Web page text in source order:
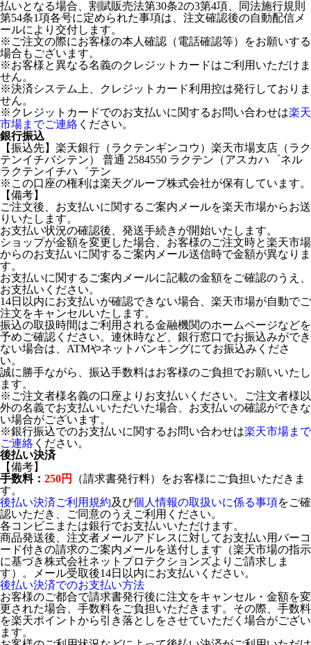
払いとなる場合、割賦販売法第30条2の3第4項、同法施行規則
第54条1項各号に定められた事項は、注文確認後の自動配信メ
ールにより交付します。
※ご注文の際にお客様の本人確認（電話確認等）をお願いする
場合もございます。
※お客様と異なる名義のクレジットカードはご利用いただけま
せん。
※決済システム上、クレジットカード利用控は発行しておりま
せん。
※クレジットカードでのお支払いに関するお問い合わせは楽天
市場までご連絡 ください。
銀行振込
【振込先】楽天銀行（ラクテンギンコウ）楽天市場支店（ラク
テンイチバシテン） 普通 2584550 ラクテン（アスカハ゜ネル
ラクテンイチハ゛テン
※この口座の権利は楽天グループ株式会社が保有しています。
【備考】
ご注文後、お支払いに関するご案内メールを楽天市場からお送
りいたします。
お支払い状況の確認後、発送手続きが開始いたします。
ショップが金額を変更した場合、お客様のご注文時と楽天市場
からのお支払いに関するご案内メール送信時で金額が異なりま
す。
お支払いに関するご案内メールに記載の金額をご確認のうえ、
お支払いください。
14日以内にお支払いが確認できない場合、楽天市場が自動でご
注文をキャンセルいたします。
振込の取扱時間はご利用される金融機関のホームページなどを
予めご確認ください。連休時など、銀行窓口でお振込みができ
ない場合は、ATMやネットバンキングにてお振込みくださ
い。
誠に勝手ながら、振込手数料はお客様のご負担でお願いいたし
ます。
※ご注文者様名義の口座よりお支払いください。ご注文者様以
外の名義でお支払いいただいた場合、お支払いの確認ができな
い場合がございます。
※銀行振込でのお支払いに関するお問い合わせは楽天市場まで
ご連絡 ください。
後払い決済
【備考】
手数料： 250円
（請求書発行料）をお客様にご負担いただきま
す。
後払い決済ご利用規約及び個人情報の取扱いに係る事項をご確
認いただき、ご同意のうえご利用ください。
各コンビニまたは銀行でお支払いいただけます。
商品発送後、注文者メールアドレスに対してお支払い用バーコ
ード付きの請求のご案内メールを送付します（楽天市場の指示
に基づき株式会社ネットプロテクションズよりご請求しま
す）。メール受取後14日以内にお支払いください。
後払い決済でのお支払い方法
お客様のご都合で請求書発行後に注文をキャンセル・金額を変
更された場合、手数料をご負担いただきます。その際、手数料
を楽天ポイントから引き落としをさせていただく場合がござい
ます。